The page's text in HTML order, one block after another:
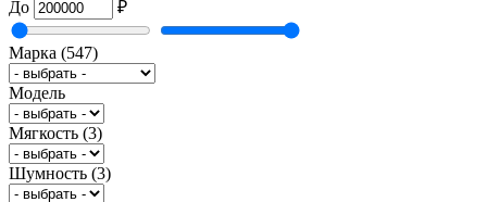
До
₽
Марка (547)
Модель
Мягкость (3)
Шумность (3)